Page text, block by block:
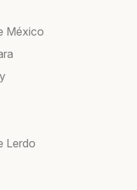
México
Lerdo